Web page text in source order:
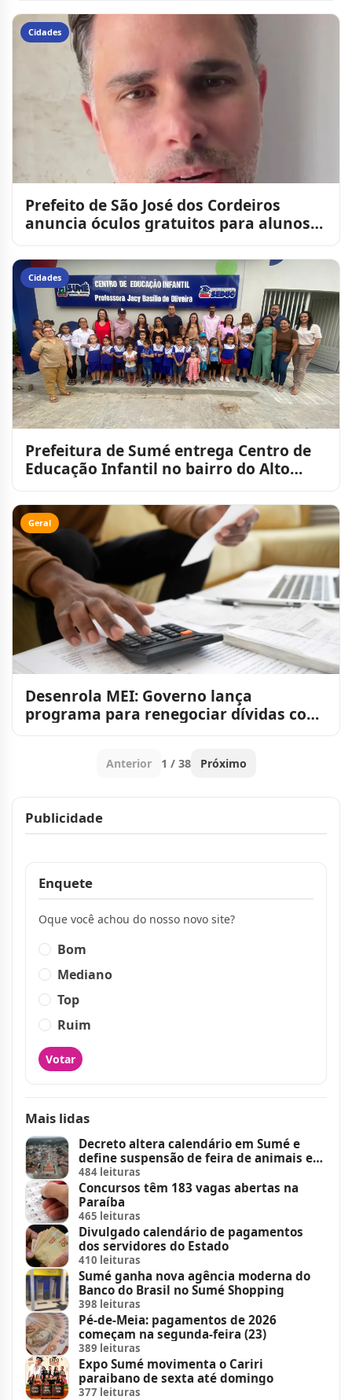
Cidades
Prefeito de São José dos Cordeiros
anuncia óculos gratuitos para alunos
Cidades
Prefeitura de Sumé entrega Centro de
Educação Infantil no bairro do Alto
Geral
Desenrola MEI: Governo lança
programa para renegociar dívidas com
Anterior 1 / 38 Próximo
Publicidade
Enquete
Oque você achou do nosso novo site?
Bom
Mediano
Top
Ruim
Votar
Mais lidas
Decreto altera calendário em Sumé e
define suspensão de feira de animais e
feriados
484 leituras
Concursos têm 183 vagas abertas na
Paraíba
465 leituras
Divulgado calendário de pagamentos
dos servidores do Estado
410 leituras
Sumé ganha nova agência moderna do
Banco do Brasil no Sumé Shopping
398 leituras
Pé-de-Meia: pagamentos de 2026
começam na segunda-feira (23)
389 leituras
Expo Sumé movimenta o Cariri
paraibano de sexta até domingo
377 leituras